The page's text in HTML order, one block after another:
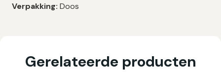
Verpakking: Doos
Gerelateerde producten